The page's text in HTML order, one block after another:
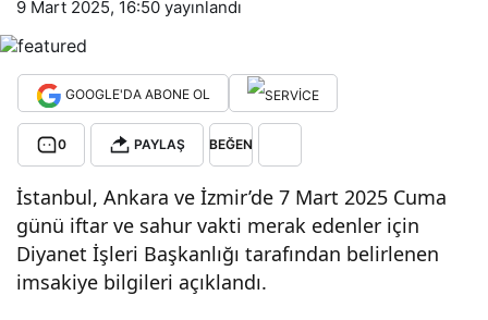
9 Mart 2025, 16:50 yayınlandı
GOOGLE'DA ABONE OL
0 PAYLAŞ BEĞEN
İstanbul, Ankara ve İzmir’de 7 Mart 2025 Cuma
günü iftar ve sahur vakti merak edenler için
Diyanet İşleri Başkanlığı tarafından belirlenen
imsakiye bilgileri açıklandı.
Ram
aza
İms
Küçük 100% Dev
Varsayılana
dön